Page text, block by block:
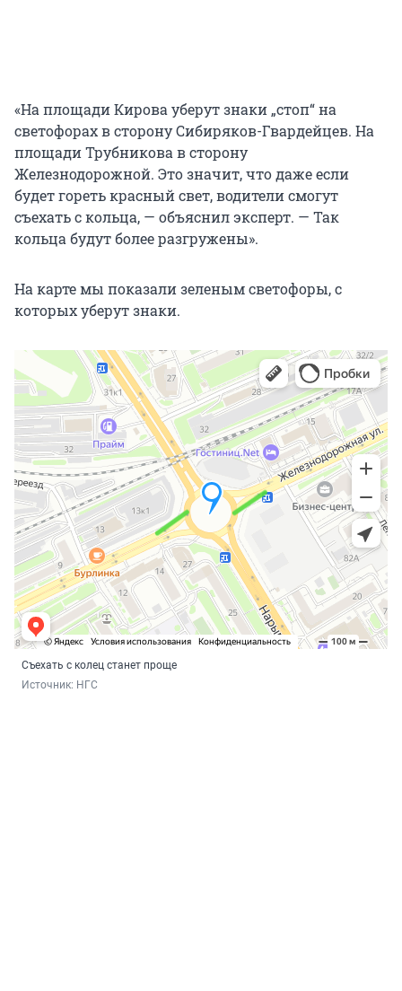
«На площади Кирова уберут знаки „стоп“ на
светофорах в сторону Сибиряков-Гвардейцев. На
площади Трубникова в сторону
Железнодорожной. Это значит, что даже если
будет гореть красный свет, водители смогут
съехать с кольца, — объяснил эксперт. — Так
кольца будут более разгружены».
На карте мы показали зеленым светофоры, с
которых уберут знаки.
Съехать с колец станет проще
Источник: НГС